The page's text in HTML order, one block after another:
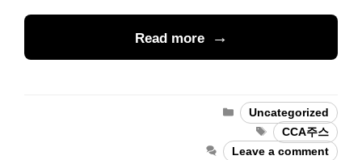
Read more
Categories
Uncategorized
Tags
CCA주스
Leave a comment